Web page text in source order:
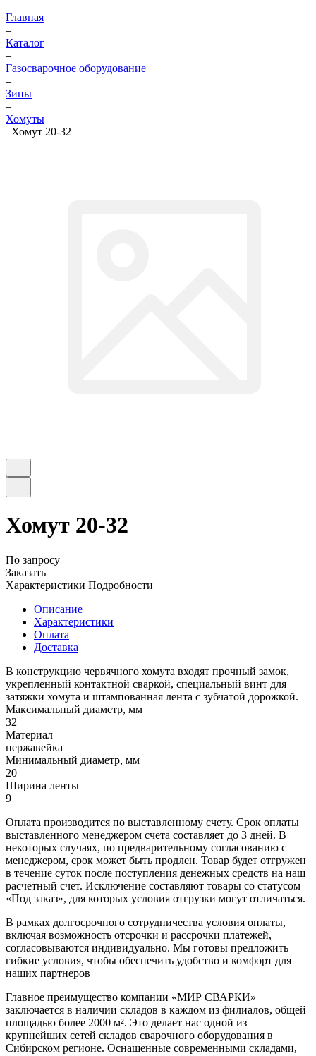
Главная
–
Каталог
–
Газосварочное оборудование
–
Зипы
–
Хомуты
–Хомут 20-32
Хомут 20-32
По запросу
Заказать
Характеристики Подробности
Описание
Характеристики
Оплата
Доставка
В конструкцию червячного хомута входят прочный замок,
укрепленный контактной сваркой, специальный винт для
затяжки хомута и штампованная лента с зубчатой дорожкой.
Максимальный диаметр, мм
32
Материал
нержавейка
Минимальный диаметр, мм
20
Ширина ленты
9
Оплата производится по выставленному счету. Срок оплаты
выставленного менеджером счета составляет до 3 дней. В
некоторых случаях, по предварительному согласованию с
менеджером, срок может быть продлен. Товар будет отгружен
в течение суток после поступления денежных средств на наш
расчетный счет. Исключение составляют товары со статусом
«Под заказ», для которых условия отгрузки могут отличаться.
В рамках долгосрочного сотрудничества условия оплаты,
включая возможность отсрочки и рассрочки платежей,
согласовываются индивидуально. Мы готовы предложить
гибкие условия, чтобы обеспечить удобство и комфорт для
наших партнеров
Главное преимущество компании «МИР СВАРКИ»
заключается в наличии складов в каждом из филиалов, общей
площадью более 2000 м². Это делает нас одной из
крупнейших сетей складов сварочного оборудования в
Сибирском регионе. Оснащенные современными складами,